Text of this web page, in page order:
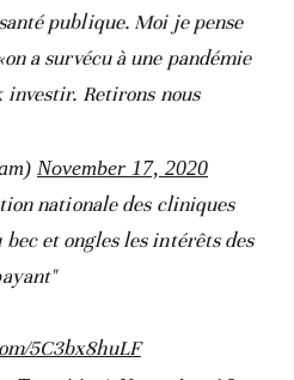
publique. Moi je pense
a survécu à une pandémie
investir. Retirons nous
November 17, 2020
nationale des cliniques
et ongles les intérêts des
5C3bx8huLF